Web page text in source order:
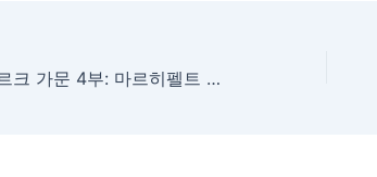
합스부르크 가문 4부: 마르히펠트 전투의 기적